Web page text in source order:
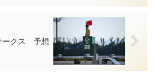
ークス 予想